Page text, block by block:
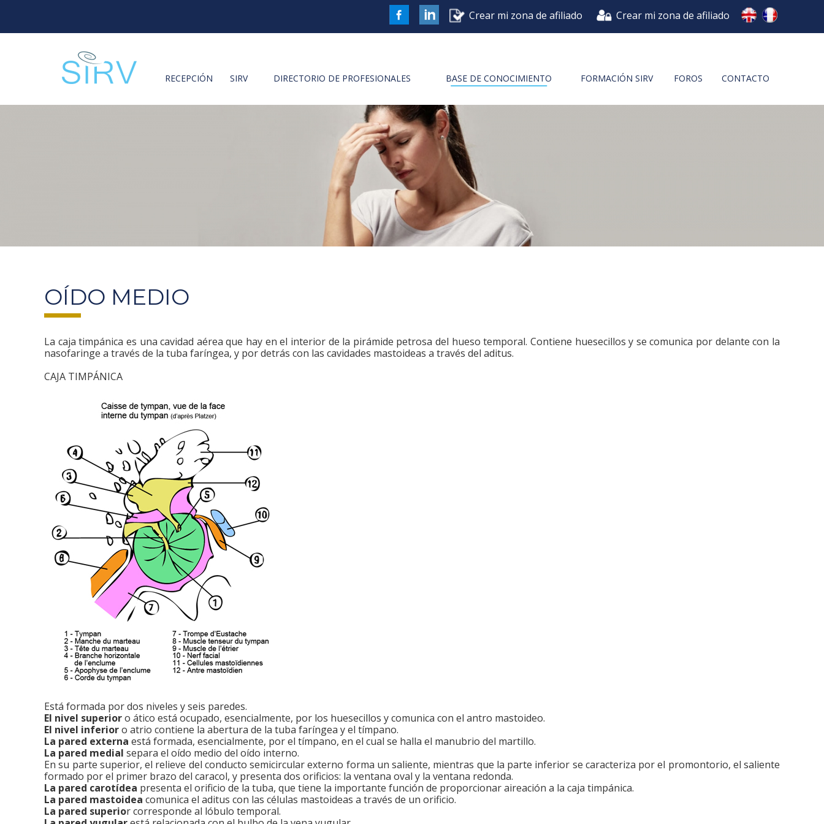
Crear mi zona de afiliado
Crear mi zona de afiliado
RECEPCIÓN SIRV DIRECTORIO DE PROFESIONALES BASE DE CONOCIMIENTO FORMACIÓN SIRV FOROS CONTACTO
OÍDO MEDIO
La caja timpánica es una cavidad aérea que hay en el interior de la pirámide petrosa del hueso temporal. Contiene huesecillos y se comunica por delante con la
nasofaringe a través de la tuba faríngea, y por detrás con las cavidades mastoideas a través del aditus.
CAJA TIMPÁNICA
Está formada por dos niveles y seis paredes.
El nivel superioro ático está ocupado, esencialmente, por los huesecillos y comunica con el antro mastoideo.
El nivel inferioro atrio contiene la abertura de la tuba faríngea y el tímpano.
La pared externa está formada, esencialmente, por el tímpano, en el cual se halla el manubrio del martillo.
La pared medial separa el oído medio del oído interno.
En su parte superior, el relieve del conducto semicircular externo forma un saliente, mientras que la parte inferior se caracteriza por el promontorio, el saliente
formado por el primer brazo del caracol, y presenta dos orificios: la ventana oval y la ventana redonda.
La pared carotídea presenta el orificio de la tuba, que tiene la importante función de proporcionar aireación a la caja timpánica.
La pared mastoidea comunica el aditus con las células mastoideas a través de un orificio.
La pared superior corresponde al lóbulo temporal.